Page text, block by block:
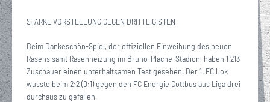
STARKE VORSTELLUNG GEGEN DRITTLIGISTEN
Beim Dankeschön-Spiel, der offiziellen Einweihung des neuen
Rasens samt Rasenheizung im Bruno-Plache-Stadion, haben 1.213
Zuschauer einen unterhaltsamen Test gesehen. Der 1. FC Lok
wusste beim 2:2 (0:1) gegen den FC Energie Cottbus aus Liga drei
durchaus zu gefallen.